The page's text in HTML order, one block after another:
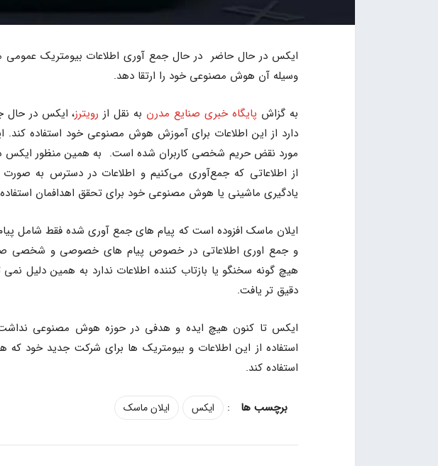
ایکس در حال حاضر در حال جمع آوری اطلاعات بیومتریک عمومی
وسیله آن هوش مصنوعی خود را ارتقا دهد.
به گزاش پایگاه خبری صنایع مدرن به نقل از رویترز، ایکس در
دارد از این اطلاعات برای آموزش هوش مصنوعی خود استفاده کند.
مورد نقض حریم شخصی کاربران شده است. به همین منظور ایکس
از اطلاعاتی که جمع‌آوری می‌کنیم و اطلاعات در دسترس به
یادگیری ماشینی یا هوش مصنوعی خود برای تحقق اهدافمان
ایلان ماسک افزوده است که پیام های جمع آوری شده فقط شامل
و جمع اوری اطلاعاتی در خصوص پیام های خصوصی و شخصی
هیچ گونه سخنگو یا بازتاب کننده اطلاعات ندارد به همین دلیل
دقیق تر یافت.
ایکس تا کنون هیچ ایده و هدفی در حوزه هوش مصنوعی نداشت
استفاده از این اطلاعات و بیومتریک ها برای شرکت جدید
استفاده کند.
: ایکس ایلان ماسک